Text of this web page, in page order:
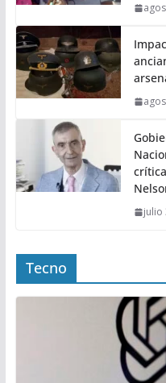
julio
Tecno